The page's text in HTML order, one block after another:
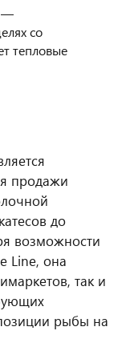
—
со
тепловые
продажи
до
возможности
Line, она
так и
рыбы на